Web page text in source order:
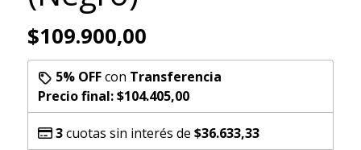
$109.900,00
5% OFFcon Transferencia
Precio final:$104.405,00
3cuotas sin interés de $36.633,33